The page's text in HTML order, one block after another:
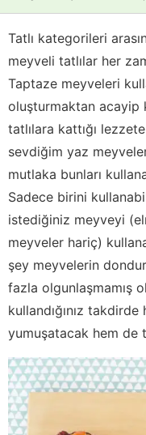
Tatlı kategorileri
meyveli tatlılar her
Taptaze meyveleri
oluşturmaktan acayip
tatlılara kattığı
sevdiğim yaz
mutlaka bunları
Sadece birini
istediğiniz meyveyi
meyveler hariç)
şey meyvelerin
fazla olgunlaşmamış
kullandığınız
yumuşatacak hem de